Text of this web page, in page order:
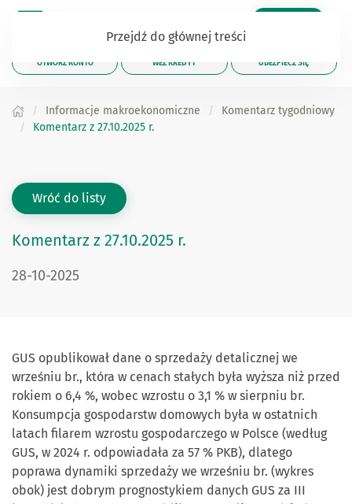
Przejdź do głównej treści
OTWÓRZ KONTO WEŹ KREDYT UBEZPIECZ SIĘ
Informacje makroekonomiczne
Komentarz tygodniowy
Komentarz z 27.10.2025 r.
Wróć do listy
Komentarz z 27.10.2025 r.
28-10-2025
GUS opublikował dane o sprzedaży detalicznej we
wrześniu br., która w cenach stałych była wyższa niż przed
rokiem o 6,4 %, wobec wzrostu o 3,1 % w sierpniu br.
Konsumpcja gospodarstw domowych była w ostatnich
latach filarem wzrostu gospodarczego w Polsce (według
GUS, w 2024 r. odpowiadała za 57 % PKB), dlatego
poprawa dynamiki sprzedaży we wrześniu br. (wykres
obok) jest dobrym prognostykiem danych GUS za III